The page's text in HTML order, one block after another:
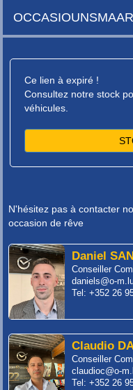
Ce lien à expiré !
Consultez notre stock
véhicules.
N'hésitez pas à contacter
occasion de rêve
Daniel
Conseiller
daniels@o-
Tel: +352 26
Claudio
Conseiller
claudioc@o-
Tel: +352 26